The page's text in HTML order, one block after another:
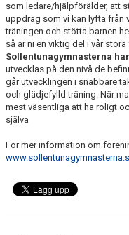
som ledare/hjälpförälder, att
uppdrag som vi kan lyfta från
träningen och stötta barnen
så är ni en viktig del i vår
Sollentunagymnasterna
utvecklas på den nivå de
går utvecklingen i snabbare
och glädjefylld träning. När
mest väsentliga att ha roligt
själva
För mer information om